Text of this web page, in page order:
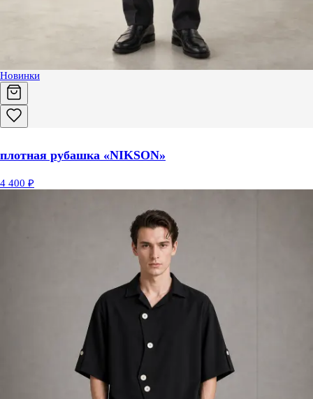
Новинки
плотная рубашка «NIKSON»
4 400 ₽